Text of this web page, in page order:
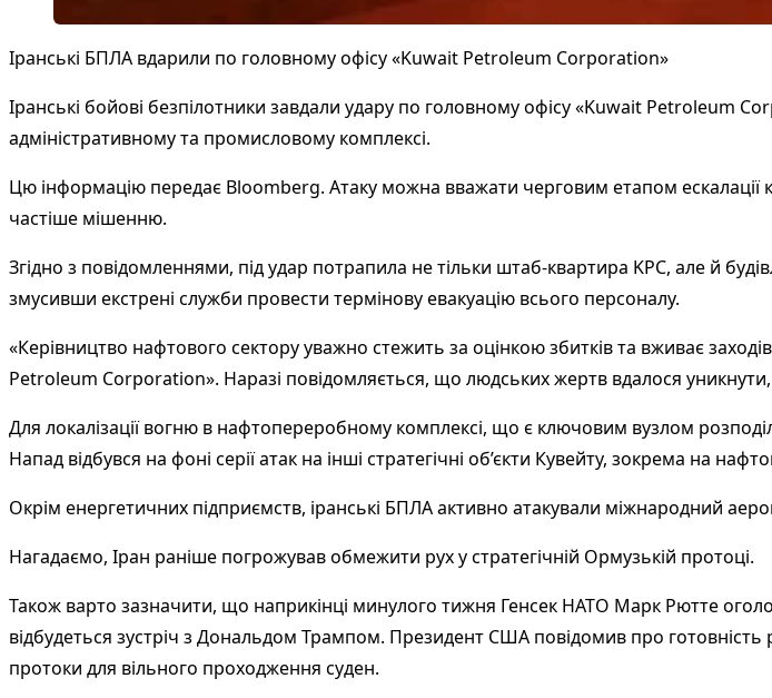
Іранські БПЛА вдарили по головному офісу «Kuwait Petroleum Corporation»
Іранські бойові безпілотники завдали удару по головному офісу «Kuwait Petroleum
адміністративному та промисловому комплексі.
Цю інформацію передає Bloomberg. Атаку можна вважати черговим етапом ескалації
частіше мішенню.
Згідно з повідомленнями, під удар потрапила не тільки штаб-квартира KPC, але й
змусивши екстрені служби провести термінову евакуацію всього персоналу.
«Керівництво нафтового сектору уважно стежить за оцінкою збитків та вживає
Petroleum Corporation». Наразі повідомляється, що людських жертв вдалося
Для локалізації вогню в нафтопереробному комплексі, що є ключовим вузлом
Напад відбувся на фоні серії атак на інші стратегічні об’єкти Кувейту, зокрема на
Окрім енергетичних підприємств, іранські БПЛА активно атакували міжнародний
Нагадаємо, Іран раніше погрожував обмежити рух у стратегічній Ормузькій протоці.
Також варто зазначити, що наприкінці минулого тижня Генсек НАТО Марк Рютте
відбудеться зустріч з Дональдом Трампом. Президент США повідомив про
протоки для вільного проходження суден.